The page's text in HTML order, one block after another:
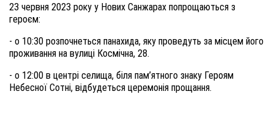
23 червня 2023 року у Нових Санжарах попрощаються з
героєм:
- о 10:30 розпочнеться панахида, яку проведуть за місцем його
проживання на вулиці Космічна, 28.
- о 12:00 в центрі селища, біля пам’ятного знаку Героям
Небесної Сотні, відбудеться церемонія прощання.